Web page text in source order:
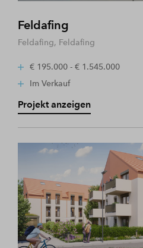
Feldafing
Feldafing, Feldafing
€ 195.000 - € 1.545.000
Im Verkauf
Projekt anzeigen